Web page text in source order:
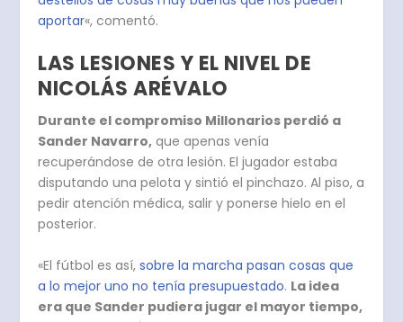
aportar«, comentó.
LAS LESIONES Y EL NIVEL DE
NICOLÁS ARÉVALO
Durante el compromiso Millonarios perdió a
Sander Navarro, que apenas venía
recuperándose de otra lesión. El jugador estaba
disputando una pelota y sintió el pinchazo. Al piso, a
pedir atención médica, salir y ponerse hielo en el
posterior.
«El fútbol es así,sobre la marcha pasan cosas que
a lo mejor uno no tenía presupuestado. La idea
era que Sander pudiera jugar el mayor tiempo,